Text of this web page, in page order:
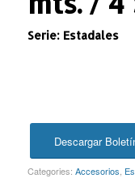
Serie: Estadales
Descargar
Categories: Accesorios